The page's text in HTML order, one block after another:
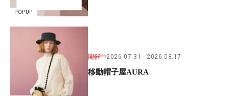
POPUP
開催中2026.07.31 2026.08.17
移動帽子屋AURA